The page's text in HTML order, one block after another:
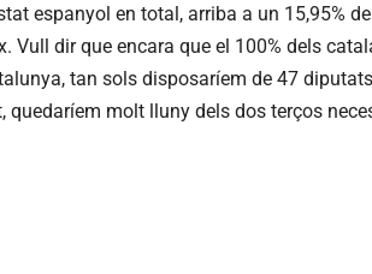
espanyol en total, arriba a un 15,95%
Vull dir que encara que el 100% dels
tan sols disposaríem de 47
quedaríem molt lluny dels dos terços